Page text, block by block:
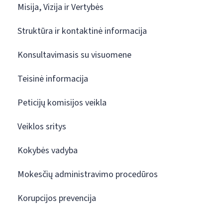
Misija, Vizija ir Vertybės
Struktūra ir kontaktinė informacija
Konsultavimasis su visuomene
Teisinė informacija
Peticijų komisijos veikla
Veiklos sritys
Kokybės vadyba
Mokesčių administravimo procedūros
Korupcijos prevencija